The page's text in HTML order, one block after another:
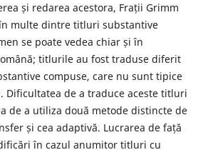
și redarea acestora, Frații Grimm
multe dintre titluri substantive
se poate vedea chiar și în
titlurile au fost traduse diferit
compuse, care nu sunt tipice
Dificultatea de a traduce aceste titluri
de a utiliza două metode distincte de
și cea adaptivă. Lucrarea de față
în cazul anumitor titluri cu